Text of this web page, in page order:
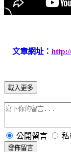
文章網址：
載入更多
公開留言 私
發佈留言